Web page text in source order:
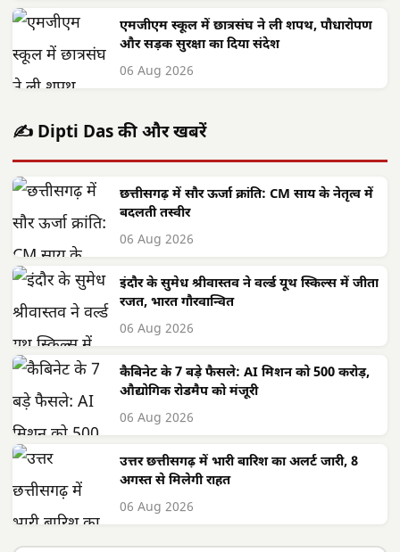
एमजीएम स्कूल में छात्रसंघ ने ली शपथ, पौधारोपण
और सड़क सुरक्षा का दिया संदेश
06 Aug 2026
✍️ Dipti Das की और खबरें
छत्तीसगढ़ में सौर ऊर्जा क्रांति: CM साय के नेतृत्व में
बदलती तस्वीर
06 Aug 2026
इंदौर के सुमेध श्रीवास्तव ने वर्ल्ड यूथ स्किल्स में जीता
रजत, भारत गौरवान्वित
06 Aug 2026
कैबिनेट के 7 बड़े फैसले: AI मिशन को 500 करोड़,
औद्योगिक रोडमैप को मंजूरी
06 Aug 2026
उत्तर छत्तीसगढ़ में भारी बारिश का अलर्ट जारी, 8
अगस्त से मिलेगी राहत
06 Aug 2026